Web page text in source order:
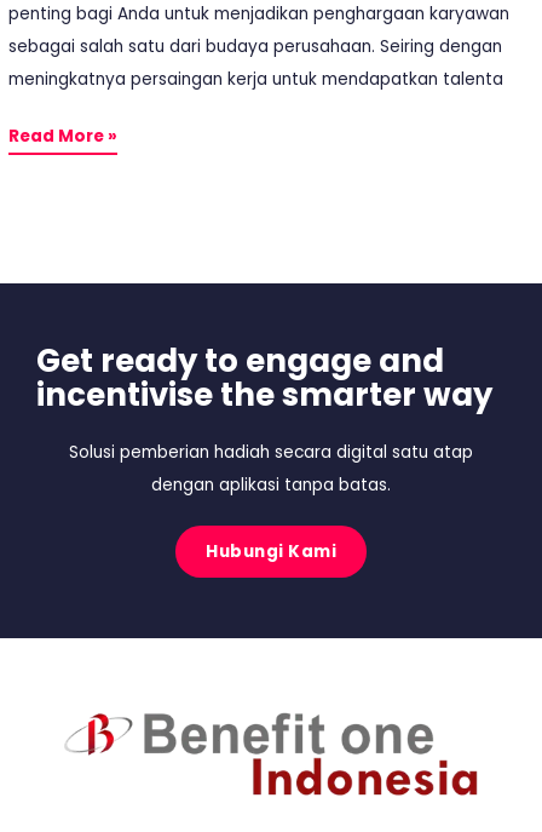
penting bagi Anda untuk menjadikan penghargaan karyawan
sebagai salah satu dari budaya perusahaan. Seiring dengan
meningkatnya persaingan kerja untuk mendapatkan talenta
Read More »
Get ready to engage and
incentivise the smarter way
Solusi pemberian hadiah secara digital satu atap
dengan aplikasi tanpa batas.
Hubungi Kami